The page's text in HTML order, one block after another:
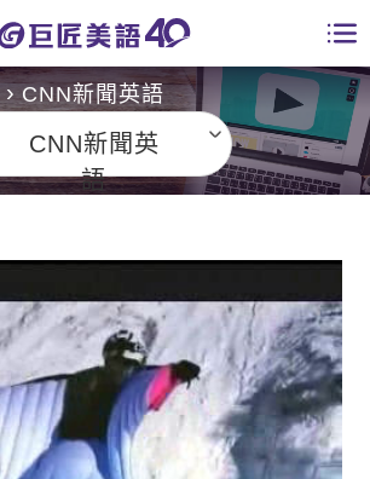
學員專區
CNN新聞英語
CNN新聞英
語